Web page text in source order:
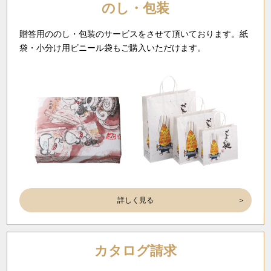
のし・包装
贈答用ののし・包装のサービスをさせて頂いております。紙
袋・小分け用ビニール袋もご購入いただけます。
詳しく見る
カタログ請求